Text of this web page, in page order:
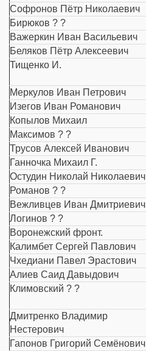
Софронов Пётр Николаевич
Бирюков ? ?
Важеркин Иван Васильевич
Беляков Пётр Алексеевич
Тищенко И.
Меркулов Иван Петрович
Изегов Иван Романович
Копылов Михаил
Максимов ? ?
Трусов Алексей Иванович
Ганночка Михаил Г.
Остудин Николай Николаевич
Романов ? ?
Вежливцев Иван Дмитриевич
Логинов ? ?
Воронежский фронт.
Калимбет Сергей Павлович
Чхедиани Павел Эрастович
Алиев Саид Давыдович
Климовский ? ?
Дмитренко Владимир
Нестерович
Гапонов Григорий Семёнович